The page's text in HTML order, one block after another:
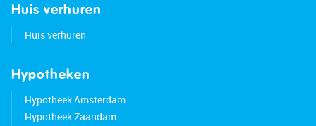
Huis verhuren
Huis verhuren
Hypotheken
Hypotheek Amsterdam
Hypotheek Zaandam